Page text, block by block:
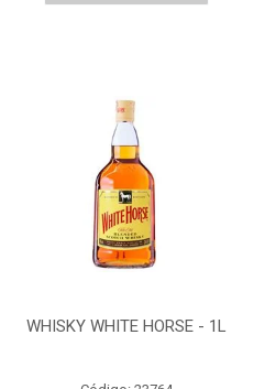
WHISKY WHITE HORSE - 1L